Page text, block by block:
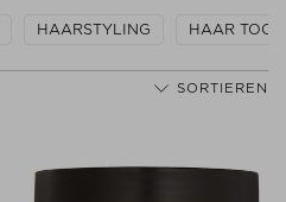
HAARSTYLING HAAR
SORTIEREN